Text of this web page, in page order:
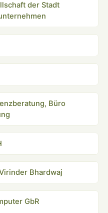
der Stadt
Büro
Bhardwaj
GbR